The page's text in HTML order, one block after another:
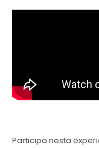
Participa nesta